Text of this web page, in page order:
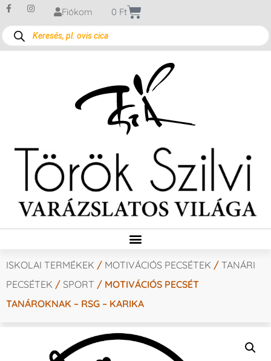
Fiókom 0 Ft
ISKOLAI TERMÉKEK / MOTIVÁCIÓS PECSÉTEK / TANÁRI
PECSÉTEK / SPORT / MOTIVÁCIÓS PECSÉT
TANÁROKNAK – RSG – KARIKA